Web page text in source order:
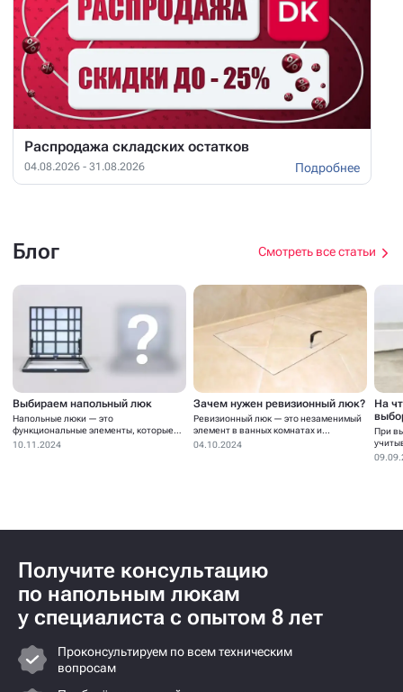
Распродажа складских остатков
04.08.2026 - 31.08.2026 Подробнее
Блог Смотреть все статьи
Выбираем напольный люк
Напольные люки — это
функциональные элементы, которые
устанавливаются для...
10.11.2024
Зачем нужен ревизионный люк?
Ревизионный люк — это незаменимый
элемент в ванных комнатах и...
04.10.2024
На
При
Получите консультацию
по напольным люкам
у специалиста с опытом 8 лет
Проконсультируем по всем техническим
вопросам